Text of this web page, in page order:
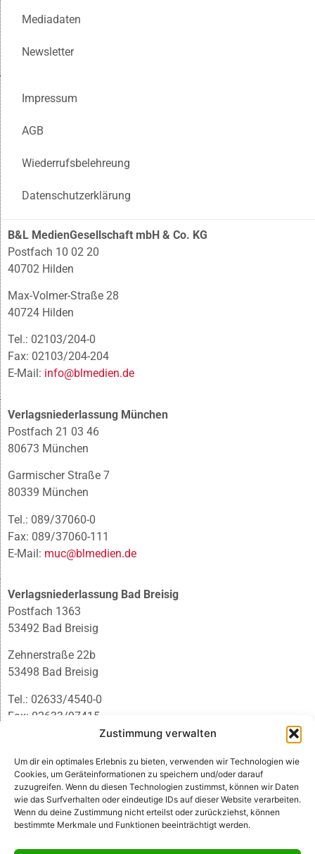
Zustimmung verwalten
Um dir ein optimales Erlebnis zu bieten, verwenden wir Technologien wie
Cookies, um Geräteinformationen zu speichern und/oder darauf
zuzugreifen. Wenn du diesen Technologien zustimmst, können wir Daten
wie das Surfverhalten oder eindeutige IDs auf dieser Website verarbeiten.
Wenn du deine Zustimmung nicht erteilst oder zurückziehst, können
bestimmte Merkmale und Funktionen beeinträchtigt werden.
Mediadaten
Newsletter
Impressum
AGB
Wiederrufsbelehreung
Datenschutzerklärung
B&L MedienGesellschaft mbH & Co. KG
Postfach 10 02 20
40702 Hilden
Max-Volmer-Straße 28
40724 Hilden
Tel.: 02103/204-0
Fax: 02103/204-204
E-Mail: info@blmedien.de
Verlagsniederlassung München
Postfach 21 03 46
80673 München
Garmischer Straße 7
80339 München
Tel.: 089/37060-0
Fax: 089/37060-111
E-Mail: muc@blmedien.de
Verlagsniederlassung Bad Breisig
Postfach 1363
53492 Bad Breisig
Zehnerstraße 22b
53498 Bad Breisig
Tel.: 02633/4540-0
Fax: 02633/97415
infobb@blmedien.de